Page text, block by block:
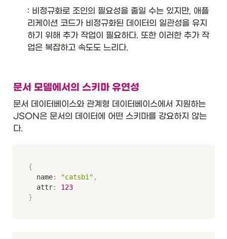
: 비정규화로 조인의 필요성을 줄일 수는 있지만, 애플
리케이션 코드가 비정규화된 데이터의 일관성을 유지
하기 위해 추가 작업이 필요하다. 또한 이러한 추가 작
업은 복잡하고 속도도 느리다.
문서 모델에서의 스키마 유연성
문서 데이터베이스와 관계형 데이터베이스에서 지원하는
JSON은 문서의 데이터에 어떤 스키마를 강요하지 않는
다.
{
	name
: "catsbi" ,
	attr
:
123
}